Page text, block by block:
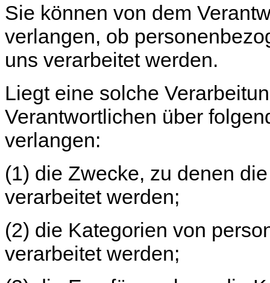
Sie können von dem
verlangen, ob
uns verarbeitet werden.
Liegt eine solche
Verantwortlichen über
verlangen:
(1) die Zwecke, zu denen
verarbeitet werden;
(2) die Kategorien von
verarbeitet werden;